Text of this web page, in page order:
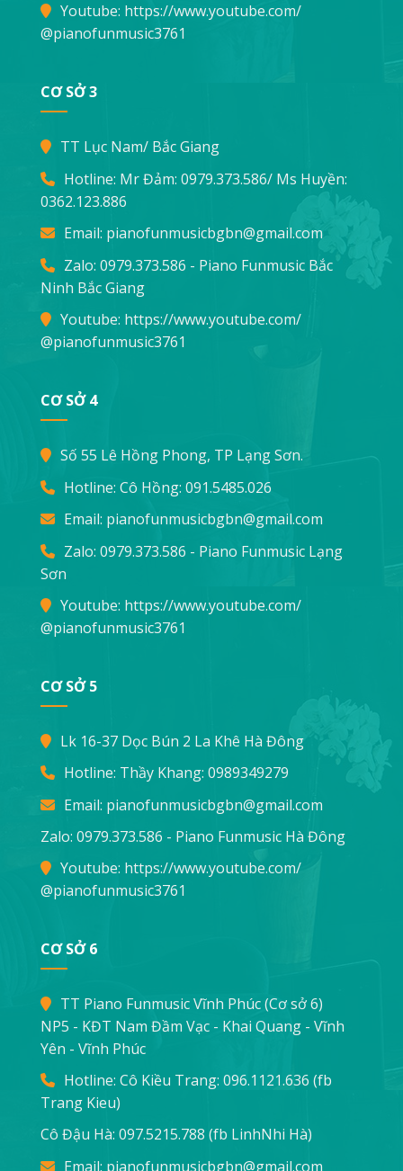
Youtube: https://www.youtube.com/
@pianofunmusic3761
CƠ SỞ 3
TT Lục Nam/ Bắc Giang
Hotline: Mr Đảm: 0979.373.586/ Ms Huyền:
0362.123.886
Email: pianofunmusicbgbn@gmail.com
Zalo: 0979.373.586 - Piano Funmusic Bắc
Ninh Bắc Giang
Youtube: https://www.youtube.com/
@pianofunmusic3761
CƠ SỞ 4
Số 55 Lê Hồng Phong, TP Lạng Sơn.
Hotline: Cô Hồng: 091.5485.026
Email: pianofunmusicbgbn@gmail.com
Zalo: 0979.373.586 - Piano Funmusic Lạng
Sơn
Youtube: https://www.youtube.com/
@pianofunmusic3761
CƠ SỞ 5
Lk 16-37 Dọc Bún 2 La Khê Hà Đông
Hotline: Thầy Khang: 0989349279
Email: pianofunmusicbgbn@gmail.com
Zalo: 0979.373.586 - Piano Funmusic Hà Đông
Youtube: https://www.youtube.com/
@pianofunmusic3761
CƠ SỞ 6
TT Piano Funmusic Vĩnh Phúc (Cơ sở 6)
NP5 - KĐT Nam Đầm Vạc - Khai Quang - Vĩnh
Yên - Vĩnh Phúc
Hotline: Cô Kiều Trang: 096.1121.636 (fb
Trang Kieu)
Cô Đậu Hà: 097.5215.788 (fb LinhNhi Hà)
Email: pianofunmusicbgbn@gmail.com